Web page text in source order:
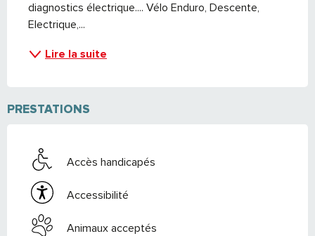
diagnostics électrique.... Vélo Enduro, Descente,
Electrique,...
Lire la suite
PRESTATIONS
Accès handicapés
Accessibilité
Animaux acceptés